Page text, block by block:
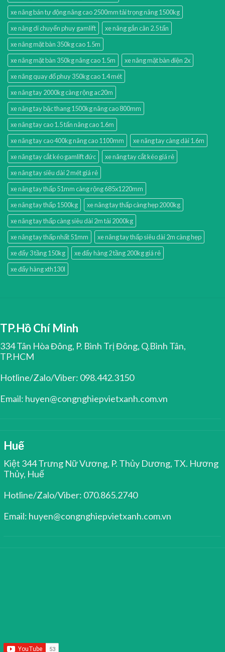
xe nâng bán tự động nâng cao 2500mm tải trọng nâng 1500kg
xe nâng di chuyển phuy gamlift
xe nâng gắn cân 2.5 tấn
xe nâng mặt bàn 350kg cao 1.5m
xe nâng mặt bàn 350kg nâng cao 1.5m
xe nâng mặt bàn điện 2x
xe nâng quay đổ phuy 350kg cao 1.4 mét
xe nâng tay 2000kg càng rộng ac20m
xe nâng tay bậc thang 1500kg nâng cao 800mm
xe nâng tay cao 1.5 tấn nâng cao 1.6m
xe nâng tay cao 400kg nâng cao 1100mm
xe nâng tay càng dài 1.6m
xe nâng tay cắt kéo gamlift đức
xe nâng tay cắt kéo giá rẻ
xe nâng tay siêu dài 2 mét giá rẻ
xe nâng tay thấp 51mm càng rộng 685x1220mm
xe nâng tay thấp 1500kg
xe nâng tay thấp càng hẹp 2000kg
xe nâng tay thấp càng siêu dài 2m tải 2000kg
xe nâng tay thấp nhất 51mm
xe nâng tay thấp siêu dài 2m càng hẹp
xe đẩy 3 tầng 150kg
xe đẩy hàng 2 tầng 200kg giá rẻ
xe đẩy hàng xth130l
TP.Hồ Chí Minh
334 Tân Hòa Đông, P. Bình Trị Đông, Q.Bình Tân,
TP.HCM
Hotline/Zalo/Viber: 098.442.3150
Email: huyen@congnghiepvietxanh.com.vn
Huế
Kiệt 344 Trưng Nữ Vương, P. Thủy Dương, TX. Hương
Thủy, Huế
Hotline/Zalo/Viber: 070.865.2740
Email: huyen@congnghiepvietxanh.com.vn